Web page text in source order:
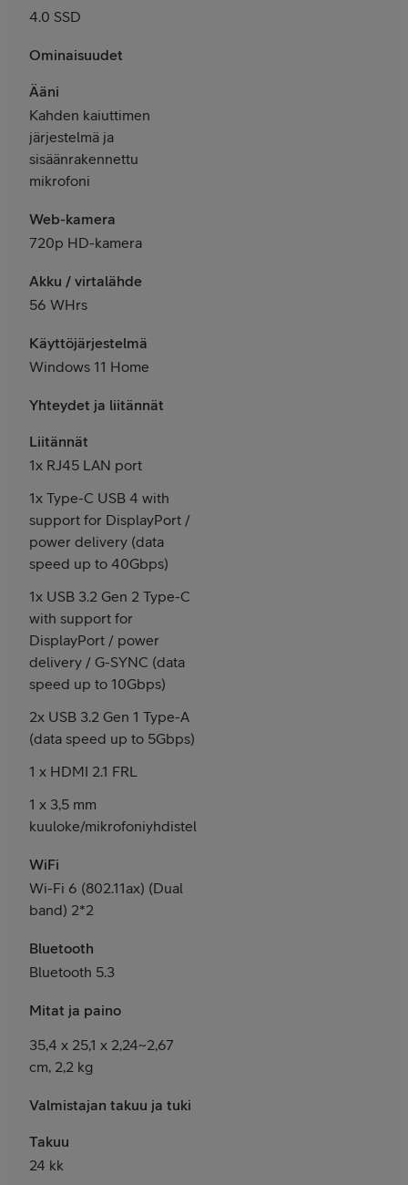
4.0 SSD
Ominaisuudet
Ääni
Kahden kaiuttimen
järjestelmä ja
sisäänrakennettu
mikrofoni
Web-kamera
720p HD-kamera
Akku / virtalähde
56 WHrs
Käyttöjärjestelmä
Windows 11 Home
Yhteydet ja liitännät
Liitännät
1x RJ45 LAN port
1x Type-C USB 4 with
support for DisplayPort /
power delivery (data
speed up to 40Gbps)
1x USB 3.2 Gen 2 Type-C
with support for
DisplayPort / power
delivery / G-SYNC (data
speed up to 10Gbps)
2x USB 3.2 Gen 1 Type-A
(data speed up to 5Gbps)
1 x HDMI 2.1 FRL
1 x 3,5 mm
kuuloke/mikrofoniyhdistelmäliitäntä
WiFi
Wi-Fi 6 (802.11ax) (Dual
band) 2*2
Bluetooth
Bluetooth 5.3
Mitat ja paino
35,4 x 25,1 x 2,24~2,67
cm, 2,2 kg
Valmistajan takuu ja tuki
Takuu
24 kk